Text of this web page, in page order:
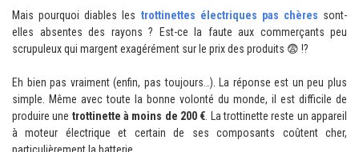
Mais pourquoi diables les trottinettes électriques pas chères sont-
elles absentes des rayons ? Est-ce la faute aux commerçants peu
scrupuleux qui margent exagérément sur le prix des produits 😨 !?
Eh bien pas vraiment (enfin, pas toujours…). La réponse est un peu plus
simple. Même avec toute la bonne volonté du monde, il est difficile de
produire une trottinette à moins de 200 € . La trottinette reste un appareil
à moteur électrique et certain de ses composants coûtent cher,